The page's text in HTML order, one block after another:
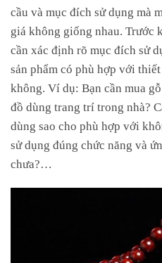
cầu và mục đích sử dụng mà
giá không giống nhau. Trước
cần xác định rõ mục đích sử
sản phẩm có phù hợp với
không. Ví dụ: Bạn cần mua
đồ dùng trang trí trong nhà?
dùng sao cho phù hợp với
sử dụng đúng chức năng và
chưa?…